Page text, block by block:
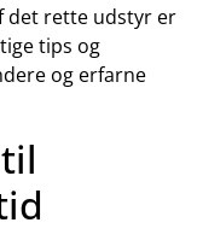
det rette udstyr er
tips og
og erfarne